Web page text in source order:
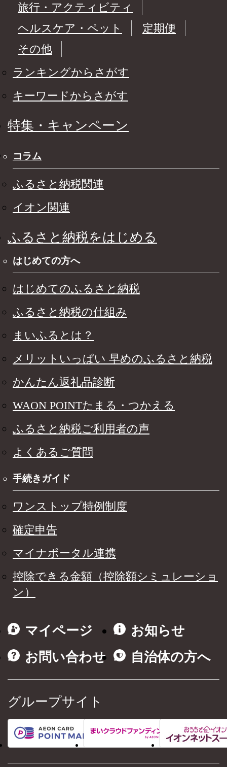
旅行・アクティビティ
ヘルスケア・ペット
定期便
その他
ランキングからさがす
キーワードからさがす
特集・キャンペーン
コラム
ふるさと納税関連
イオン関連
ふるさと納税をはじめる
はじめての方へ
はじめてのふるさと納税
ふるさと納税の仕組み
まいふるとは？
メリットいっぱい 早めのふるさと納税
かんたん返礼品診断
WAON POINTたまる・つかえる
ふるさと納税ご利用者の声
よくあるご質問
手続きガイド
ワンストップ特例制度
確定申告
マイナポータル連携
控除できる金額（控除額シミュレーショ
ン）
マイページ
お知らせ
お問い合わせ
自治体の方へ
グループサイト